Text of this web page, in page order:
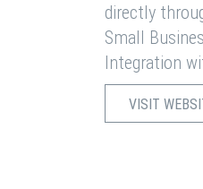
directly
Small
Integration
VISIT